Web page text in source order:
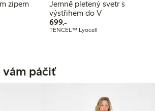
zipem
Jemně pletený svetr s
výstřihem do V
699,-699,00 Kč
TENCEL™ Lyocell
vám páčiť